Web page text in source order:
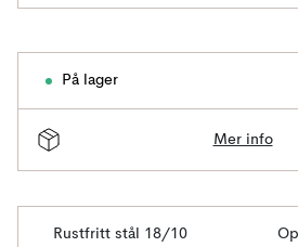
På lager
Mer info
Rustfritt stål 18/10